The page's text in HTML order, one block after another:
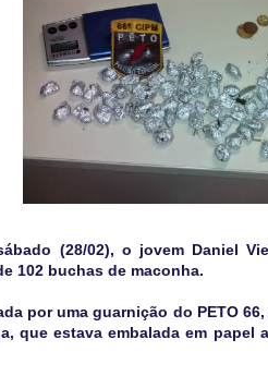
(28/02), o jovem Daniel
102 buchas de maconha.
por uma guarnição do PETO
que estava embalada em